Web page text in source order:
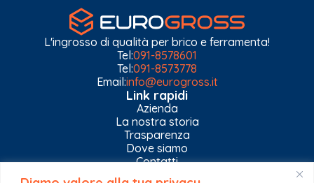
L'ingrosso di qualità per brico e ferramenta!
Tel:091-8578601
Tel:091-8573778
Email:info@eurogross.it
Link rapidi
Azienda
La nostra storia
Trasparenza
Dove siamo
Contatti